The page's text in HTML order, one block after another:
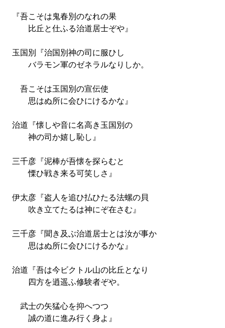
『吾こそは鬼春別のなれの果
比丘と仕ふる治道居士ぞや』
玉国別『治国別神の司に服ひし
バラモン軍のゼネラルなりしか。
吾こそは玉国別の宣伝使
思はぬ所に会ひにけるかな』
治道『懐しや音に名高き玉国別の
神の司か嬉し恥し』
三千彦『泥棒が吾懐を探らむと
慄ひ戦き来る可笑しさ』
伊太彦『盗人を追ひ払ひたる法螺の貝
吹き立てたるは神にぞ在さむ』
三千彦『聞き及ぶ治道居士とは汝が事か
思はぬ所に会ひにけるかな』
治道『吾は今ビクトル山の比丘となり
四方を逍遥ふ修験者ぞや。
武士の矢猛心を抑へつつ
誠の道に進み行く身よ』